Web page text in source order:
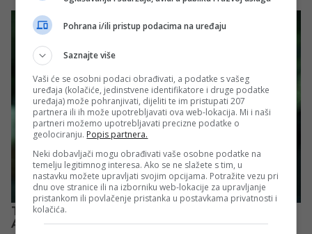
Pohrana i/ili pristup podacima na uređaju
Saznajte više
Vaši će se osobni podaci obrađivati, a podatke s vašeg
uređaja (kolačiće, jedinstvene identifikatore i druge podatke
uređaja) može pohranjivati, dijeliti te im pristupati 207
partnera ili ih može upotrebljavati ova web-lokacija. Mi i naši
partneri možemo upotrebljavati precizne podatke o
geolociranju. Popis partnera.
Neki dobavljači mogu obrađivati vaše osobne podatke na
temelju legitimnog interesa. Ako se ne slažete s tim, u
nastavku možete upravljati svojim opcijama. Potražite vezu pri
dnu ove stranice ili na izborniku web-lokacije za upravljanje
pristankom ili povlačenje pristanka u postavkama privatnosti i
kolačića.